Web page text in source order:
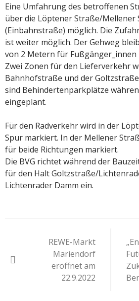
Eine Umfahrung des betroffenen
über die Löptener Straße/Mellener
(Einbahnstraße) möglich. Die
ist weiter möglich. Der Gehweg
von 2 Metern für Fußgänger_innen
Zwei Zonen für den Lieferverkehr
Bahnhofstraße und der
sind Behindertenparkplätze
eingeplant.
Für den Radverkehr wird in der
Spur markiert. In der Mellener
für beide Richtungen markiert.
Die BVG richtet während der
für den Halt Goltzstraße/
Lichtenrader Damm ein.
REWE-Markt
Mariendorf
eröffnet am
22.9.2022